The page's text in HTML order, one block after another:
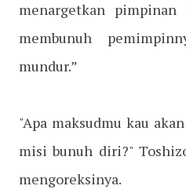
menargetkan
membunuh
mundur.”
"Apa maksudmu kau
misi bunuh diri?"
mengoreksinya.